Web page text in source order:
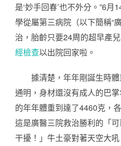
是‘妙手回春’也不外分。”6
學從屬第三病院（以下簡稱“
治，胎齡只要24周的超早產
經檢查以出院回家啦。
據清楚，年年剛誕生時
通明，身材還沒有成人的巴
的年年體重到達了4460克，
這是廣醫三院救治勝利的「
干擾！」牛土豪對著天空大